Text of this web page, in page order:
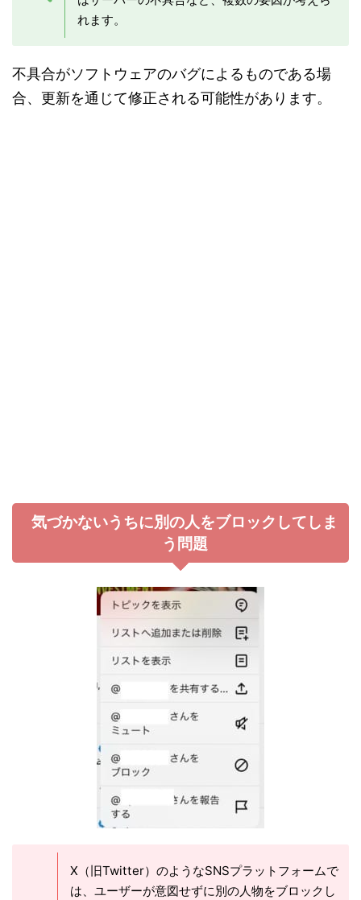
れます。
不具合がソフトウェアのバグによるものである場
合、更新を通じて修正される可能性があります。
気づかないうちに別の人をブロックしてしま
う問題
X（旧Twitter）のようなSNSプラットフォームで
は、ユーザーが意図せずに別の人物をブロックし